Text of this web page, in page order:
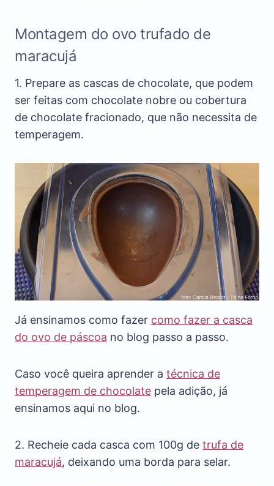
Montagem do ovo trufado de
maracujá
1. Prepare as cascas de chocolate, que podem
ser feitas com chocolate nobre ou cobertura
de chocolate fracionado, que não necessita de
temperagem.
Já ensinamos como fazer como fazer a casca
do ovo de páscoa no blog passo a passo.
Caso você queira aprender a técnica de
temperagem de chocolate pela adição, já
ensinamos aqui no blog.
2. Recheie cada casca com 100g de trufa de
maracujá, deixando uma borda para selar.